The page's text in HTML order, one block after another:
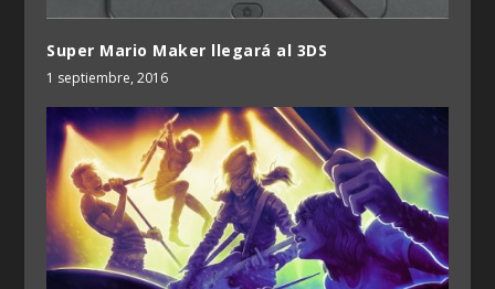
Super Mario Maker llegará al 3DS
1 septiembre, 2016